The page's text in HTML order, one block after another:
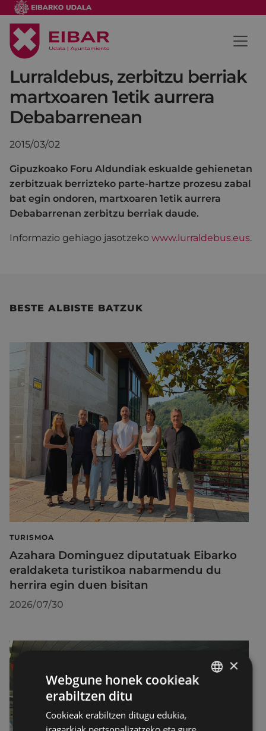
Lurraldebus, zerbitzu berriak
martxoaren 1etik aurrera
Debabarrenean
2015/03/02
Gipuzkoako Foru Aldundiak eskualde gehienetan
zerbitzuak berrizteko parte-hartze prozesu zabal
bat egin ondoren, martxoaren 1etik aurrera
Debabarrenan zerbitzu berriak daude.
Informazio gehiago jasotzeko www.lurraldebus.eus.
BESTE ALBISTE BATZUK
TURISMOA
Azahara Dominguez diputatuak Eibarko
eraldaketa turistikoa nabarmendu du
herrira egin duen bisitan
2026/07/30
×
Webgune honek cookieak
erabiltzen ditu
Cookieak erabiltzen ditugu edukia,